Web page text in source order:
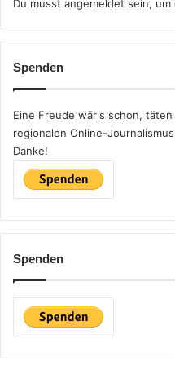
Du musst angemeldet sein, um
Spenden
Eine Freude wär's schon,
regionalen Online-
Danke!
Spenden